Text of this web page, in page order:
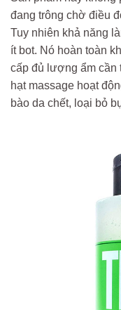
đang trông chờ điều
Tuy nhiên khả năng
ít bot. Nó hoàn toàn
cấp đủ lượng ẩm cần
hạt massage hoạt
bào da chết, loại bỏ